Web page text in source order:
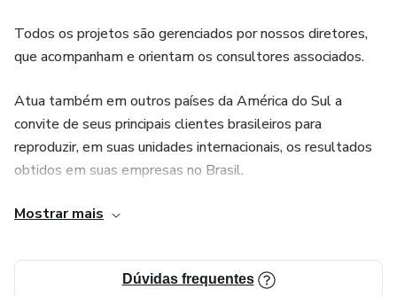
Todos os projetos são gerenciados por nossos diretores,
que acompanham e orientam os consultores associados.
Atua também em outros países da América do Sul a
convite de seus principais clientes brasileiros para
reproduzir, em suas unidades internacionais, os resultados
obtidos em suas empresas no Brasil.
A obsessão em obter resultados que surpreendam
Goldratt Associados Brasil oferecer aos clientes a opção
de contrato na modalidade de “sucesso”, com significativa
Mostrar mais
Dúvidas frequentes